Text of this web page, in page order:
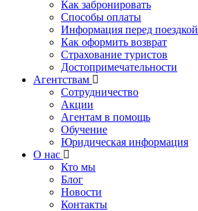
Как забронировать
Способы оплаты
Информация перед поездкой
Как оформить возврат
Страхование туристов
Достопримечательности
Агентствам
Сотрудничество
Акции
Агентам в помощь
Обучение
Юридическая информация
О нас
Кто мы
Блог
Новости
Контакты